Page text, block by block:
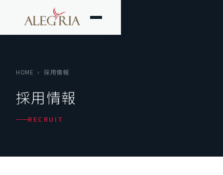
HOME › 採用情報
採用情報
RECRUIT